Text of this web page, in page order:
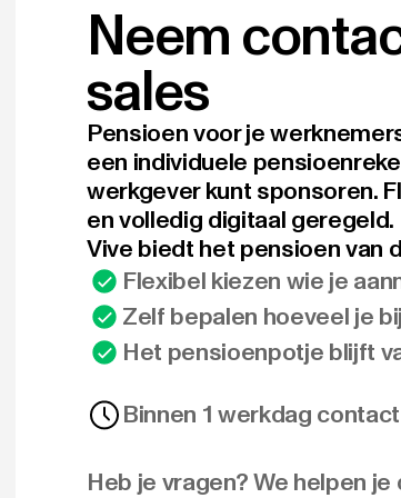
Neem
sales
Pensioen voor je
een individuele
werkgever kunt sponsoren.
en volledig digitaal geregeld.
Vive biedt het pensioen van
Flexibel kiezen wie je
Zelf bepalen hoeveel je
Het pensioenpotje blijft
Binnen 1 werkdag
Heb je vragen? We helpen